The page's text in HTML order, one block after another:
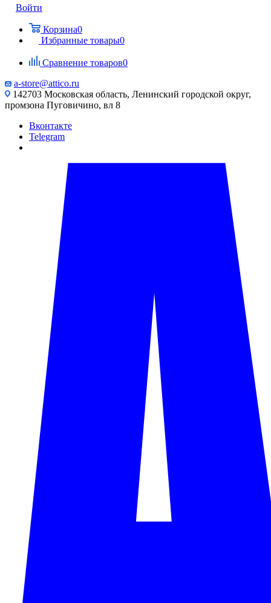
Войти
Корзина0
Избранные товары0
Сравнение товаров0
a-store@attico.ru
142703 Московская область, Ленинский городской округ,
промзона Пуговичино, вл 8
Вконтакте
Telegram